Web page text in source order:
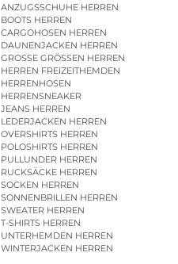
ANZUGSSCHUHE HERREN
BOOTS HERREN
CARGOHOSEN HERREN
DAUNENJACKEN HERREN
GROSSE GRÖSSEN HERREN
HERREN FREIZEITHEMDEN
HERRENHOSEN
HERRENSNEAKER
JEANS HERREN
LEDERJACKEN HERREN
OVERSHIRTS HERREN
POLOSHIRTS HERREN
PULLUNDER HERREN
RUCKSÄCKE HERREN
SOCKEN HERREN
SONNENBRILLEN HERREN
SWEATER HERREN
T-SHIRTS HERREN
UNTERHEMDEN HERREN
WINTERJACKEN HERREN